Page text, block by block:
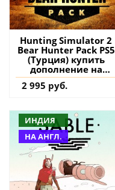
Hunting Simulator 2
Bear Hunter Pack PS5
(Турция) купить
дополнение на
аккаунт
2 995 руб.
ИНДИЯ
НА АНГЛ.